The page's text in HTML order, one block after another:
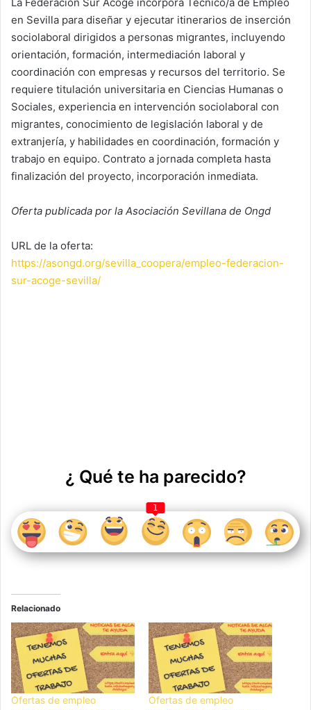
en Sevilla para diseñar y ejecutar itinerarios de inserción
sociolaboral dirigidos a personas migrantes, incluyendo
orientación, formación, intermediación laboral y
coordinación con empresas y recursos del territorio. Se
requiere titulación universitaria en Ciencias Humanas o
Sociales, experiencia en intervención sociolaboral con
migrantes, conocimiento de legislación laboral y de
extranjería, y habilidades en coordinación, formación y
trabajo en equipo. Contrato a jornada completa hasta
finalización del proyecto, incorporación inmediata.
Oferta publicada por la Asociación Sevillana de Ongd
URL de la oferta:
https://asongd.org/sevilla_coopera/empleo-federacion-
sur-acoge-sevilla/
¿ Qué te ha parecido?
1
Relacionado
Ofertas de empleo
Ofertas de empleo